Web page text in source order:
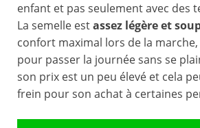
enfant et pas seulement avec des
La semelle estassez légère et
confort maximal lors de la
pour passer la journée sans se
son prix est un peu élevé et cela
frein pour son achat à certaines